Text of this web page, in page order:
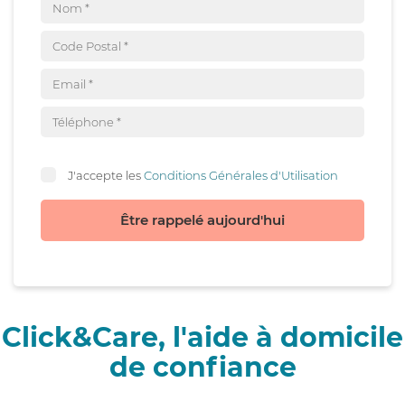
J'accepte lesConditions Générales d'Utilisation
Être rappelé aujourd'hui
Click&Care, l'aide à domicile
de confiance